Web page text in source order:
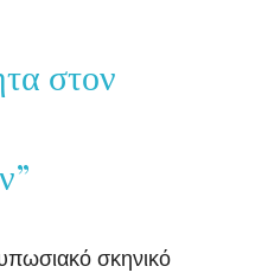
στον
σκηνικό